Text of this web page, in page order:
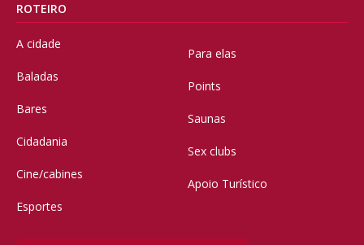
ROTEIRO
A cidade
Baladas
Bares
Cidadania
Cine/cabines
Esportes
Para elas
Points
Saunas
Sex clubs
Apoio Turístico